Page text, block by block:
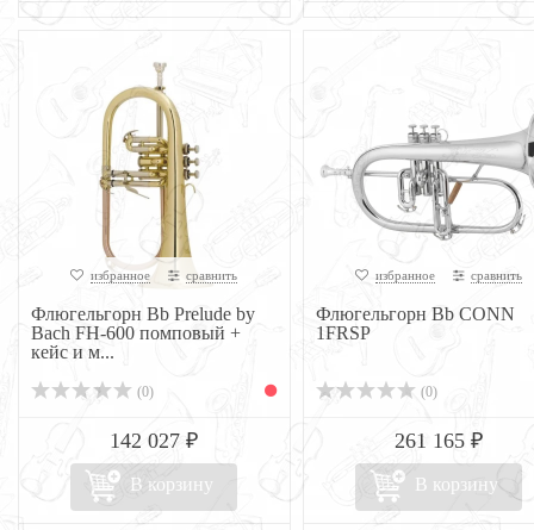
избранное сравнить
Флюгельгорн Bb Prelude by
Bach FH-600 помповый +
кейс и м...
(0)
142 027 ₽
В корзину
избранное сравнить
Флюгельгорн Bb CONN
1FRSP
(0)
261 165 ₽
В корзину